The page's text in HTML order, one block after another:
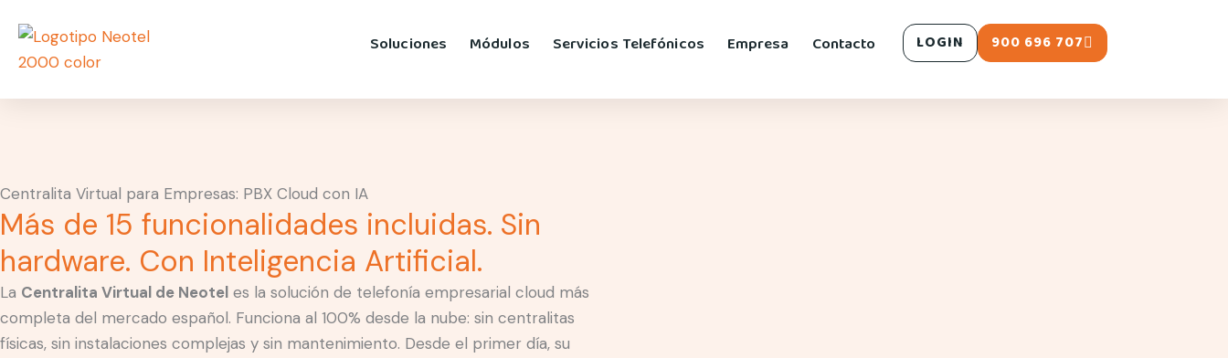
contenido
Soluciones Módulos Servicios Telefónicos Empresa Contacto LOGIN 900 696 707
Centralita Virtual para Empresas: PBX Cloud con IA
Más de 15 funcionalidades incluidas. Sin
hardware. Con Inteligencia Artificial.
La Centralita Virtual de Neotel es la solución de telefonía empresarial cloud más
completa del mercado español. Funciona al 100% desde la nube: sin centralitas
físicas, sin instalaciones complejas y sin mantenimiento. Desde el primer día, su